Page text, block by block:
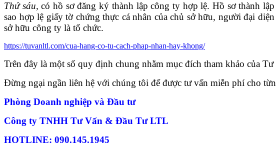
Thứ sáu, có hồ sơ đăng ký thành lập công ty hợp lệ. Hồ sơ thành
sao hợp lệ giấy tờ chứng thực cá nhân của chủ sở hữu, người đại
sở hữu công ty là tổ chức.
https://tuvanltl.com/cua-hang-co-tu-cach-phap-nhan-hay-khong/
Trên đây là một số quy định chung nhằm mục đích tham khảo của
Đừng ngại ngần liên hệ với chúng tôi để được tư vấn miễn phí cho
Phòng Doanh nghiệp và Đầu tư
Công ty TNHH Tư Vấn & Đầu Tư LTL
HOTLINE: 090.145.1945